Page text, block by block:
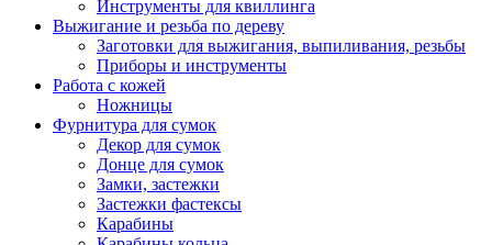
Инструменты для квиллинга
Выжигание и резьба по дереву
Заготовки для выжигания, выпиливания, резьбы
Приборы и инструменты
Работа с кожей
Ножницы
Фурнитура для сумок
Декор для сумок
Донце для сумок
Замки, застежки
Застежки фастексы
Карабины